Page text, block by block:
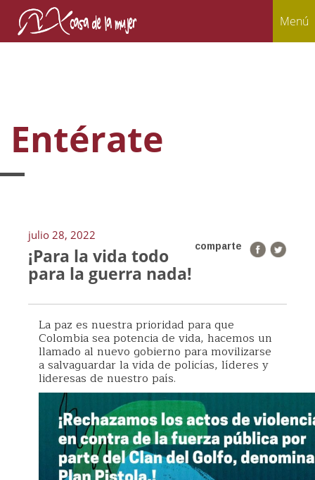
Menú
Entérate
julio 28, 2022
comparte
¡Para la vida todo
para la guerra nada!
La paz es nuestra prioridad para que
Colombia sea potencia de vida, hacemos un
llamado al nuevo gobierno para movilizarse
a salvaguardar la vida de policías, líderes y
lideresas de nuestro país.